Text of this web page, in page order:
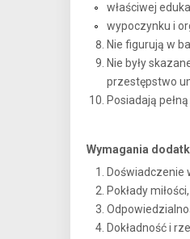
właściwej
wypoczynku i
Nie figurują w
Nie były
przestępstwo
Posiadają
Wymagania
Doświadczenie
Pokłady
Dokładność i